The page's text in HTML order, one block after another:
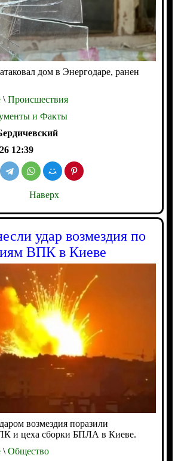
дом в Энергодаре, ранен
\Происшествия
и Факты
12:39
Наверх
удар возмездия по
ВПК в Киеве
возмездия поразили
и цеха сборки БПЛА в Киеве.
\Общество